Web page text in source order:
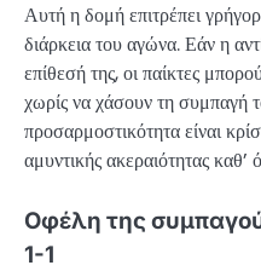
Αυτή η δομή επιτρέπει
διάρκεια του αγώνα. Εάν η
επίθεσή της, οι παίκτες
χωρίς να χάσουν τη συμπαγή
προσαρμοστικότητα είναι
αμυντικής ακεραιότητας
Οφέλη της
1-1